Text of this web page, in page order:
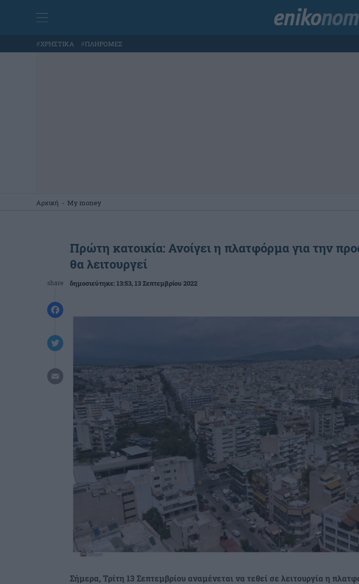
#ΧΡΗΣΤΙΚΑ #ΠΛΗΡΩΜΕΣ
Αρχική - My money
share
Πρώτη κατοικία: Ανοίγει η πλατφόρμα για την
θα λειτουργεί
δημοσιεύτηκε:13:53, 13 Σεπτεμβρίου 2022
Σήμερα, Τρίτη 13 Σεπτεμβρίου αναμένεται να τεθεί σε λειτουργία η